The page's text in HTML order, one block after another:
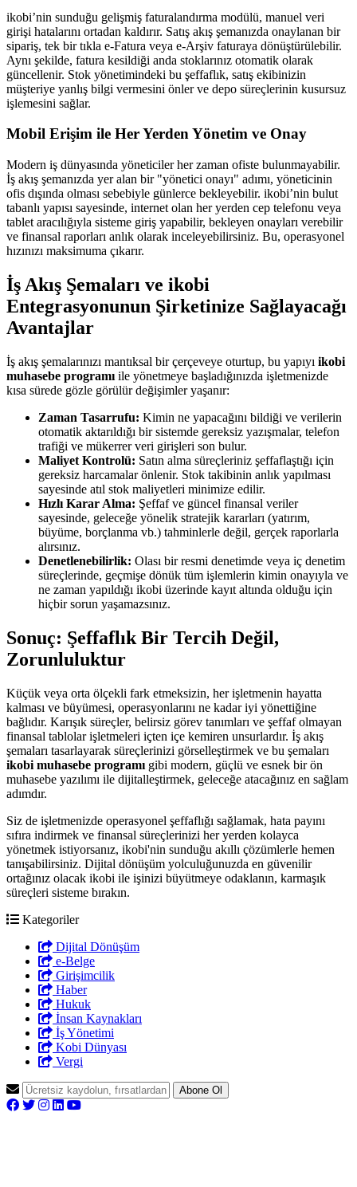
ikobi’nin sunduğu gelişmiş faturalandırma modülü, manuel veri
girişi hatalarını ortadan kaldırır. Satış akış şemanızda onaylanan bir
sipariş, tek bir tıkla e-Fatura veya e-Arşiv faturaya dönüştürülebilir.
Aynı şekilde, fatura kesildiği anda stoklarınız otomatik olarak
güncellenir. Stok yönetimindeki bu şeffaflık, satış ekibinizin
müşteriye yanlış bilgi vermesini önler ve depo süreçlerinin kusursuz
işlemesini sağlar.
Mobil Erişim ile Her Yerden Yönetim ve Onay
Modern iş dünyasında yöneticiler her zaman ofiste bulunmayabilir.
İş akış şemanızda yer alan bir "yönetici onayı" adımı, yöneticinin
ofis dışında olması sebebiyle günlerce bekleyebilir. ikobi’nin bulut
tabanlı yapısı sayesinde, internet olan her yerden cep telefonu veya
tablet aracılığıyla sisteme giriş yapabilir, bekleyen onayları verebilir
ve finansal raporları anlık olarak inceleyebilirsiniz. Bu, operasyonel
hızınızı maksimuma çıkarır.
İş Akış Şemaları ve ikobi
Entegrasyonunun Şirketinize Sağlayacağı
Avantajlar
İş akış şemalarınızı mantıksal bir çerçeveye oturtup, bu yapıyı ikobi
muhasebe programı ile yönetmeye başladığınızda işletmenizde
kısa sürede gözle görülür değişimler yaşanır:
Zaman Tasarrufu: Kimin ne yapacağını bildiği ve verilerin
otomatik aktarıldığı bir sistemde gereksiz yazışmalar, telefon
trafiği ve mükerrer veri girişleri son bulur.
Maliyet Kontrolü: Satın alma süreçleriniz şeffaflaştığı için
gereksiz harcamalar önlenir. Stok takibinin anlık yapılması
sayesinde atıl stok maliyetleri minimize edilir.
Hızlı Karar Alma: Şeffaf ve güncel finansal veriler
sayesinde, geleceğe yönelik stratejik kararları (yatırım,
büyüme, borçlanma vb.) tahminlerle değil, gerçek raporlarla
alırsınız.
Denetlenebilirlik: Olası bir resmi denetimde veya iç denetim
süreçlerinde, geçmişe dönük tüm işlemlerin kimin onayıyla ve
ne zaman yapıldığı ikobi üzerinde kayıt altında olduğu için
hiçbir sorun yaşamazsınız.
Sonuç: Şeffaflık Bir Tercih Değil,
Zorunluluktur
Küçük veya orta ölçekli fark etmeksizin, her işletmenin hayatta
kalması ve büyümesi, operasyonlarını ne kadar iyi yönettiğine
bağlıdır. Karışık süreçler, belirsiz görev tanımları ve şeffaf olmayan
finansal tablolar işletmeleri içten içe kemiren unsurlardır. İş akış
şemaları tasarlayarak süreçlerinizi görselleştirmek ve bu şemaları
ikobi muhasebe programı gibi modern, güçlü ve esnek bir ön
muhasebe yazılımı ile dijitalleştirmek, geleceğe atacağınız en sağlam
adımdır.
Siz de işletmenizde operasyonel şeffaflığı sağlamak, hata payını
sıfıra indirmek ve finansal süreçlerinizi her yerden kolayca
yönetmek istiyorsanız, ikobi'nin sunduğu akıllı çözümlerle hemen
tanışabilirsiniz. Dijital dönüşüm yolculuğunuzda en güvenilir
ortağınız olacak ikobi ile işinizi büyütmeye odaklanın, karmaşık
süreçleri sisteme bırakın.
Kategoriler
Dijital Dönüşüm
e-Belge
Girişimcilik
Haber
Hukuk
İnsan Kaynakları
İş Yönetimi
Kobi Dünyası
Vergi
Abone Ol